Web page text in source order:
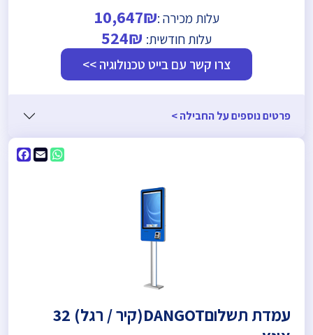
עלות מכירה :10,647₪
עלות חודשית:
צרו קשר עם בייט טכנולוגיה >>
פרטים נוספים על החבילה >
Email
WhatsApp
עמדת תשלוםDANGOT(קיר / רגל) 32